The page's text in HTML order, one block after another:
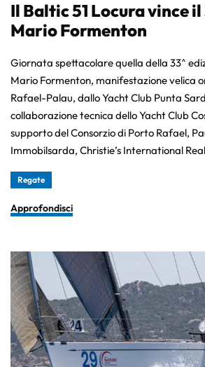
Il Baltic 51 Locura vince
Mario Formenton
Giornata spettacolare quella della 33^
Mario Formenton, manifestazione velica
Rafael-Palau, dallo Yacht Club Punta
collaborazione tecnica dello Yacht Club
supporto del Consorzio di Porto Rafael,
Immobilsarda, Christie’s International
Regate
Approfondisci